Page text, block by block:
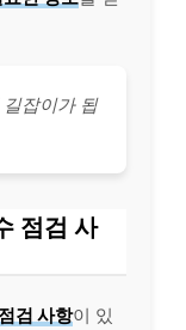
잡이가 됩
점검 사
검 사항이 있